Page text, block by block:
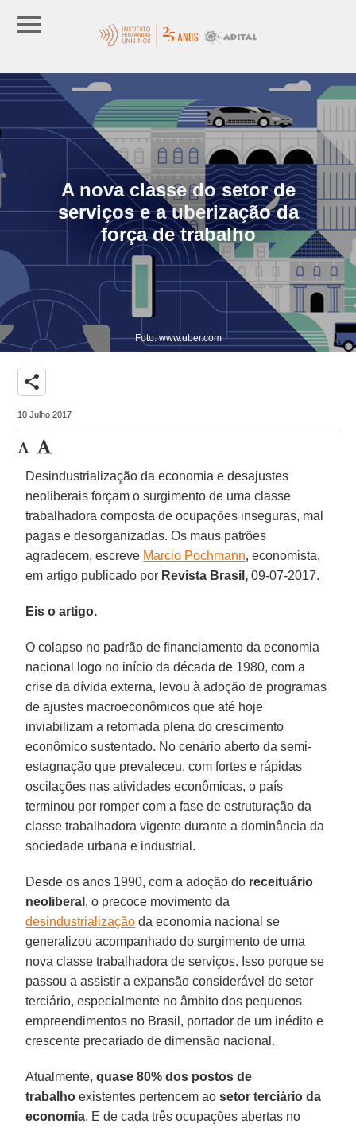
A nova classe do setor de
serviços e a uberização da
força de trabalho
Foto: www.uber.com
share
10 Julho 2017
Desindustrialização da economia e desajustes
neoliberais forçam o surgimento de uma classe
trabalhadora composta de ocupações inseguras, mal
pagas e desorganizadas. Os maus patrões
agradecem, escreve Marcio Pochmann, economista,
em artigo publicado por Revista Brasil, 09-07-2017.
Eis o artigo.
O colapso no padrão de financiamento da economia
nacional logo no início da década de 1980, com a
crise da dívida externa, levou à adoção de programas
de ajustes macroeconômicos que até hoje
inviabilizam a retomada plena do crescimento
econômico sustentado. No cenário aberto da semi-
estagnação que prevaleceu, com fortes e rápidas
oscilações nas atividades econômicas, o país
terminou por romper com a fase de estruturação da
classe trabalhadora vigente durante a dominância da
sociedade urbana e industrial.
Desde os anos 1990, com a adoção do receituário
neoliberal , o precoce movimento da
desindustrialização da economia nacional se
generalizou acompanhado do surgimento de uma
nova classe trabalhadora de serviços. Isso porque se
passou a assistir a expansão considerável do setor
terciário, especialmente no âmbito dos pequenos
empreendimentos no Brasil, portador de um inédito e
crescente precariado de dimensão nacional.
Atualmente,quase 80% dos postos de
trabalho existentes pertencem aosetor terciário da
economia. E de cada três ocupações abertas no